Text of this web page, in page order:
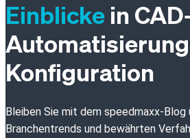
Einblicke in
Konfiguration
Bleiben Sie mit dem speedmaxx-Blog
Branchentrends und bewährten